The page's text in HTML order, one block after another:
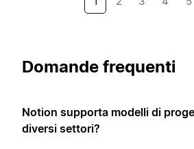
Domande frequenti
Notion supporta modelli di
diversi settori?